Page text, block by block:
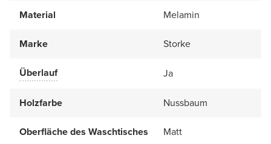
Material
Melamin
Marke Storke
Überlauf Ja
Holzfarbe Nussbaum
Oberfläche des Waschtisches Matt